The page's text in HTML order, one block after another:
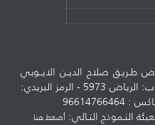
طـريـق صلاح الديـن الايــوبي
(الستين) - شـارع المنفلوطي ص.ب: الرياض 5973 - الرمز البريدي:
النـموذج التـالي:أضغط هنا